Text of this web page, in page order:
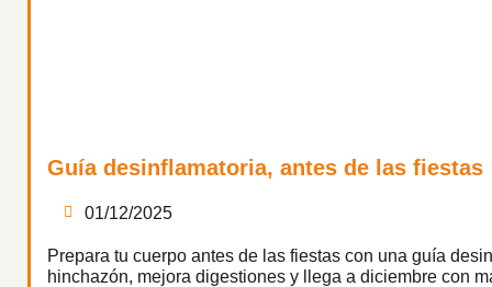
Guía desinflamatoria, antes de las fiestas
01/12/2025
Prepara tu cuerpo antes de las fiestas con una guía
hinchazón, mejora digestiones y llega a diciembre con